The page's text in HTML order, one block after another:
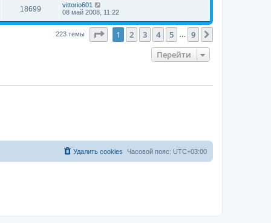
18699
vittorio601
08 май 2008, 11:22
223 темы Страница1 из
1 2 3 4 5 9
Перейти
Часовой пояс: UTC+03:00
Удалить cookies